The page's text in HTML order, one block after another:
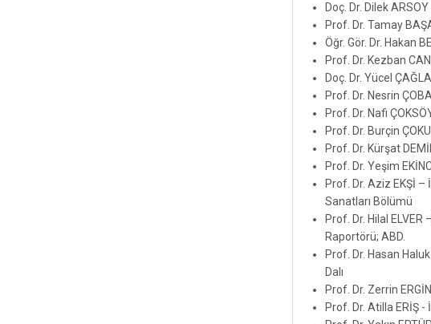
Doç. Dr. Dilek
Prof. Dr. Tamay
Öğr. Gör. Dr. Hakan
Prof. Dr. Kezban
Doç. Dr. Yücel
Prof. Dr. Nesrin
Prof. Dr. Nafi
Prof. Dr. Burçin
Prof. Dr. Kürşat
Prof. Dr. Yeşim
Prof. Dr. Aziz EKŞİ
Sanatları Bölümü
Prof. Dr. Hilal
Raportörü; ABD.
Prof. Dr. Hasan
Dalı
Prof. Dr. Zerrin
Prof. Dr. Atilla ERİŞ